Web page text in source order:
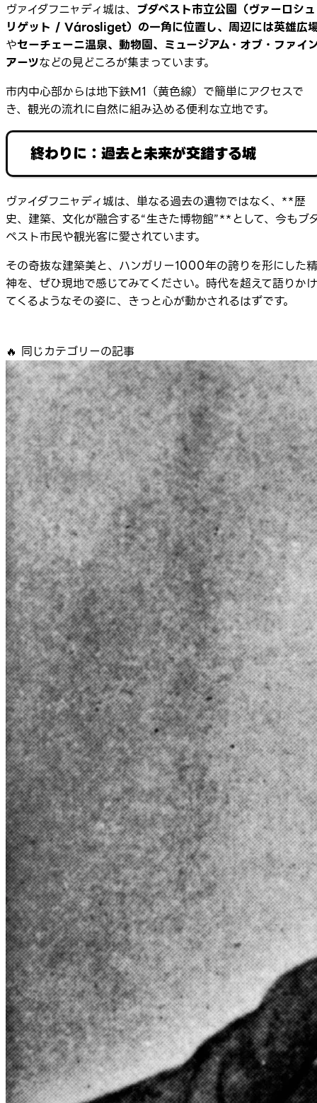
ヴァイダフニャディ城は、 ブダペスト市立公園（ヴァーロシュ
リゲット / Városliget） の一角に位置し、周辺には英雄広
やセーチェーニ温泉、動物園、ミュージアム・オブ・ファイ
アーツなどの見どころが集まっています。
市内中心部からは地下鉄M1（黄色線）で簡単にアクセスで
き、観光の流れに自然に組み込める便利な立地です。
終わりに：過去と未来が交錯する城
ヴァイダフニャディ城は、単なる過去の遺物ではなく、**歴
史、建築、文化が融合する“生きた博物館”**として、今もブ
ペスト市民や観光客に愛されています。
その奇抜な建築美と、ハンガリー1000年の誇りを形にした精
神を、ぜひ現地で感じてみてください。時代を超えて語りかけ
てくるようなその姿に、きっと心が動かされるはずです。
🔥 同じカテゴリーの記事